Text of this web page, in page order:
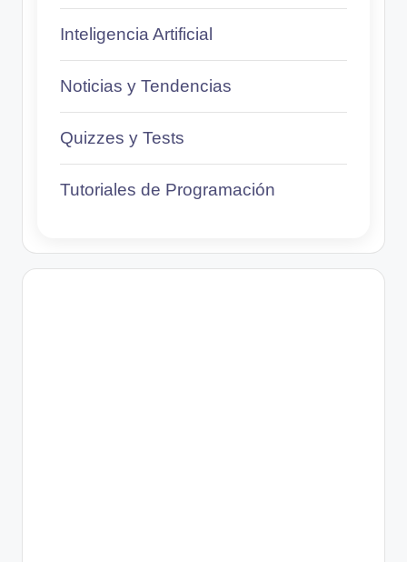
Inteligencia Artificial
Noticias y Tendencias
Quizzes y Tests
Tutoriales de Programación